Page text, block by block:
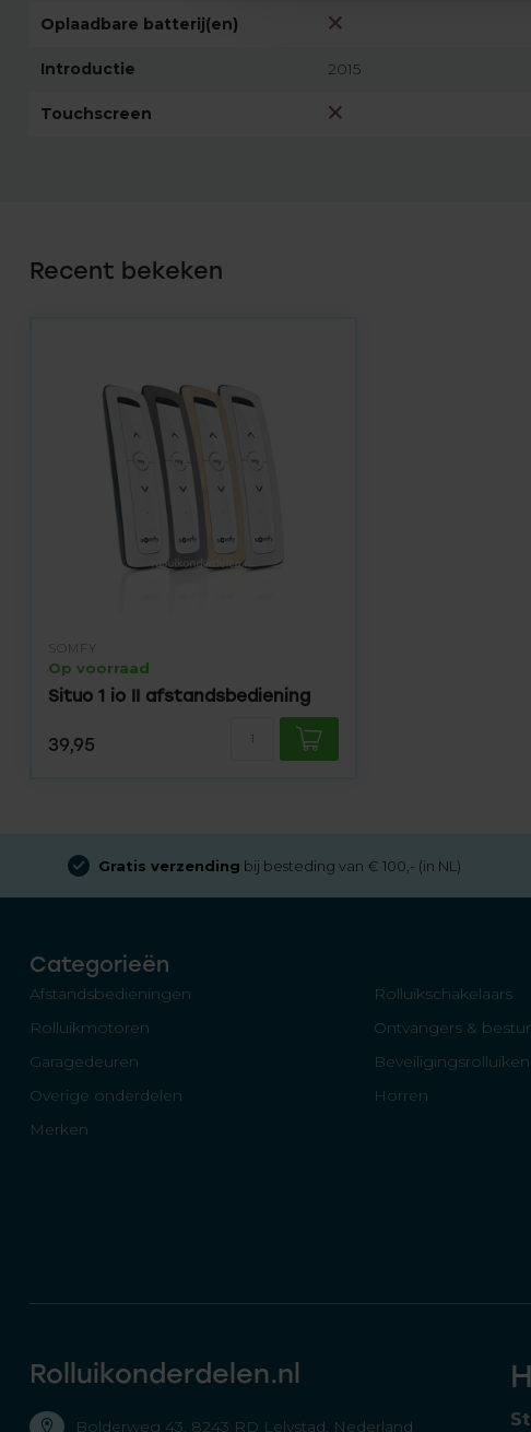
Oplaadbare batterij(en)
Introductie 2015
Touchscreen
Recent bekeken
SOMFY
Op voorraad
Situo 1 io II afstandsbediening
39,95
Gratis verzending bij besteding van € 100,- (in NL)
Categorieën
Afstandsbedieningen
Rolluikschakelaars
Rolluikmotoren
Ontvangers &
Garagedeuren
Beveiligingsrolluiken
Overige onderdelen
Horren
Merken
Rolluikonderdelen.nl
Bolderweg 43, 8243 RD Lelystad, Nederland